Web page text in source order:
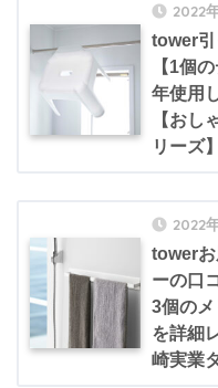
2022
tower引
【1個
年使用
【おし
リーズ】
2022
towerお
ーの口
3個の
を詳細
崎実業